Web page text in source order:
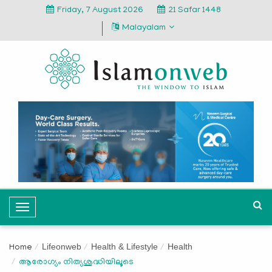
Friday, 7 August 2026
21 Safar 1448
Malayalam
T
o
g
l
Home Lifeonweb Health & Lifestyle Health
ആരോഗ്യം നിത്യശുദ്ധിയിലൂടെ